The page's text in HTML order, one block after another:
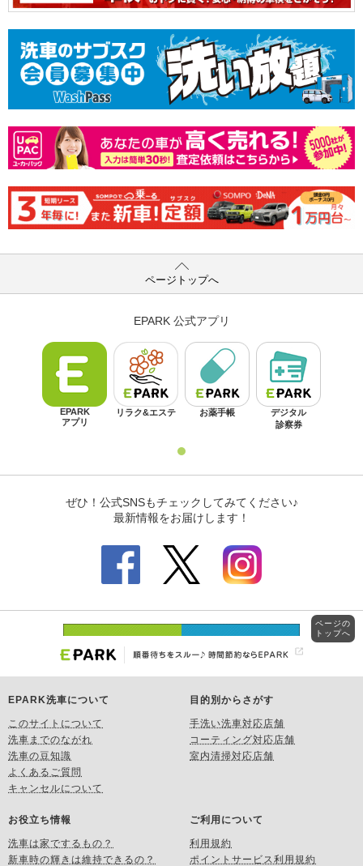
ページトップへ
EPARK洗車について
このサイトについて
洗車までのながれ
洗車の豆知識
よくあるご質問
キャンセルについて
目的別からさがす
手洗い洗車対応店舗
コーティング対応店舗
室内清掃対応店舗
お役立ち情報
洗車は家でするもの？
新車時の輝きは維持できるの？
ご利用について
利用規約
ポイントサービス利用規約
ページの
トップへ